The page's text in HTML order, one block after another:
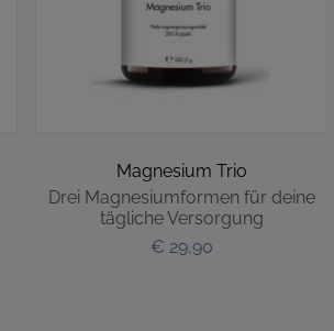
Magnesium Trio
Drei Magnesiumformen für deine
tägliche Versorgung
€ 29,90